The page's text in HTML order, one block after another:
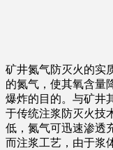
矿井氮气防灭火的实
的氮气，使其氧含
爆炸的目的。与矿井
于传统注浆防灭火技
低，氮气可迅速渗透
而注浆工艺，由于浆